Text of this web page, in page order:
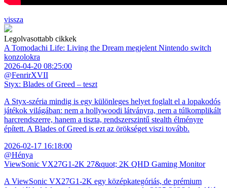
vissza
Legolvasottabb cikkek
A Tomodachi Life: Living the Dream megjelent Nintendo switch
konzolokra
2026-04-20 08:25:00
@FenrirXVII
Styx: Blades of Greed – teszt
A Styx-széria mindig is egy különleges helyet foglalt el a lopakodós
játékok világában: nem a hollywoodi látványra, nem a túlkomplikált
harcrendszerre, hanem a tiszta, rendszerszintű stealth élményre
épített. A Blades of Greed is ezt az örökséget viszi tovább.
2026-02-17 16:18:00
@Hénya
ViewSonic VX27G1-2K 27&quot; 2K QHD Gaming Monitor
A ViewSonic VX27G1-2K egy középkategóriás, de prémium